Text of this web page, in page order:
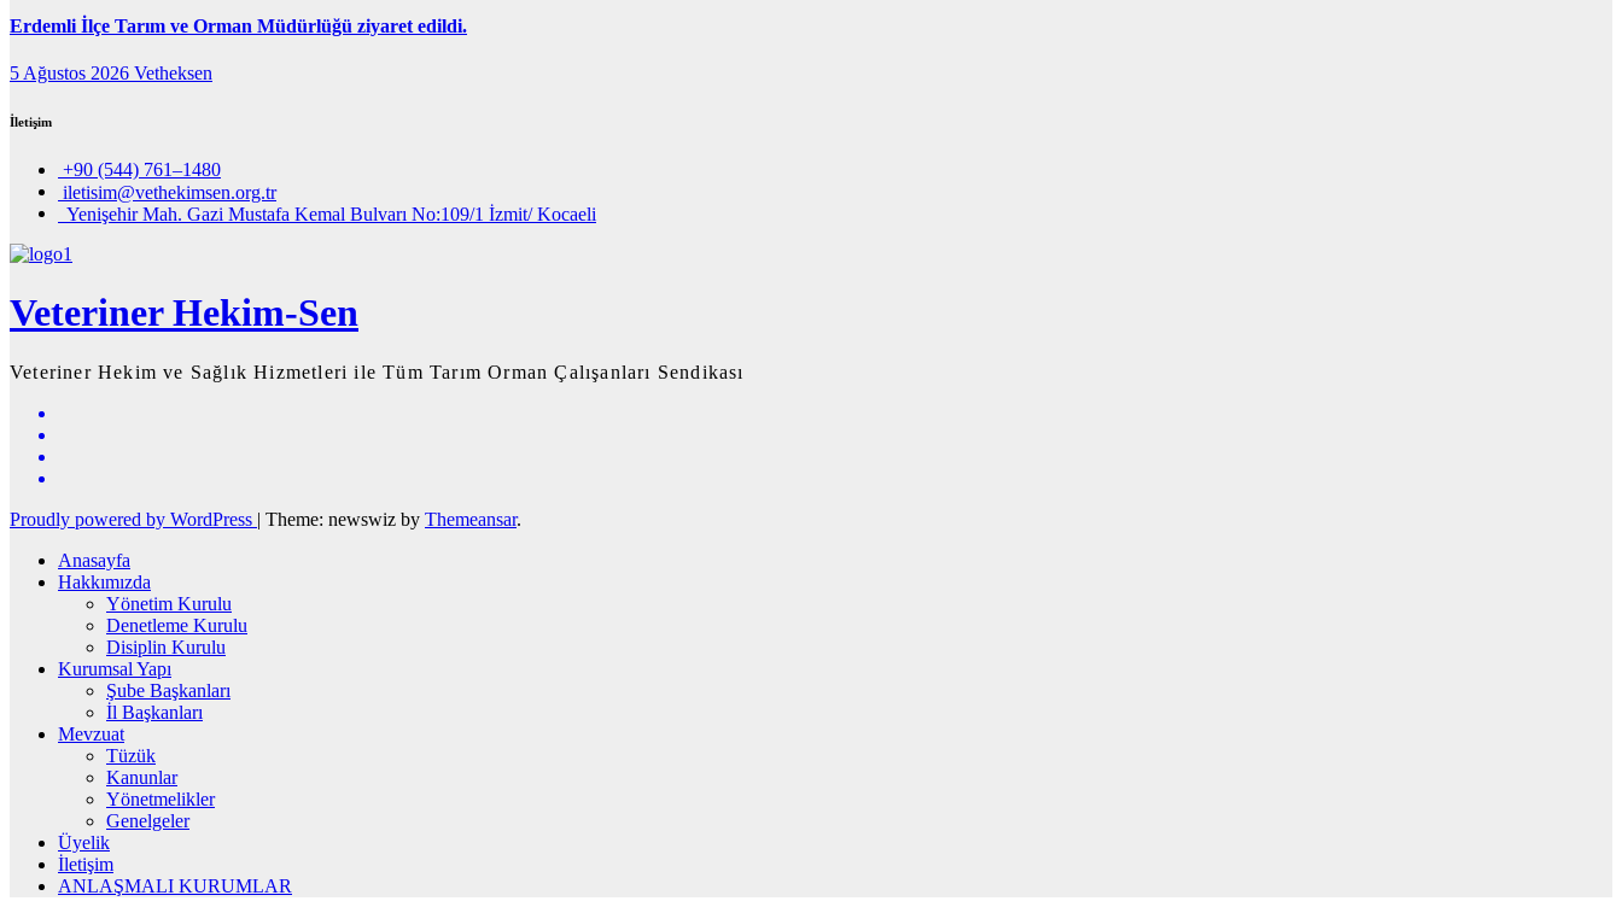
Erdemli İlçe Tarım ve Orman Müdürlüğü ziyaret edildi.
5 Ağustos 2026 Vetheksen
İletişim
+90 (544) 761–1480
iletisim@vethekimsen.org.tr
Yenişehir Mah. Gazi Mustafa Kemal Bulvarı No:109/1 İzmit/ Kocaeli
Veteriner Hekim-Sen
Veteriner Hekim ve Sağlık Hizmetleri ile Tüm Tarım Orman Çalışanları Sendikası
Proudly powered by WordPress | Theme: newswiz by Themeansar.
Anasayfa
Hakkımızda
Yönetim Kurulu
Denetleme Kurulu
Disiplin Kurulu
Kurumsal Yapı
Şube Başkanları
İl Başkanları
Mevzuat
Tüzük
Kanunlar
Yönetmelikler
Genelgeler
Üyelik
İletişim
ANLAŞMALI KURUMLAR